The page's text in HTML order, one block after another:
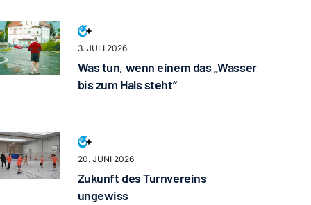
3. JULI 2026
Was tun, wenn einem das „Wasser
bis zum Hals steht“
20. JUNI 2026
Zukunft des Turnvereins
ungewiss